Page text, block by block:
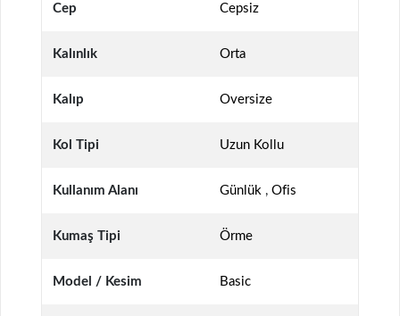
Cep Cepsiz
Kalınlık Orta
Kalıp Oversize
Kol Tipi Uzun Kollu
Kullanım Alanı Günlük , Ofis
Kumaş Tipi Örme
Model / Kesim Basic